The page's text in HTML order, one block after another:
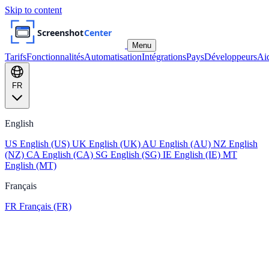
Skip to content
Menu
TarifsFonctionnalitésAutomatisationIntégrationsPaysDéveloppeurs
FR
English
US English (US) UK English (UK) AU English (AU) NZ English
(NZ) CA English (CA) SG English (SG) IE English (IE) MT
English (MT)
Français
FR Français (FR)